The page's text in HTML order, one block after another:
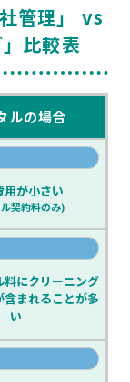
管理」 vs
比較表
ルの場合
用が小さい
契約料のみ)
料にクリーニング
含まれることが多
い